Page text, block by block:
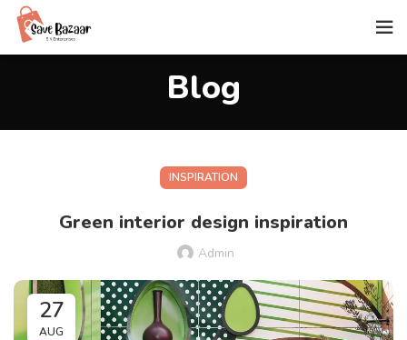
Blog
INSPIRATION
Green interior design inspiration
Admin
27
AUG